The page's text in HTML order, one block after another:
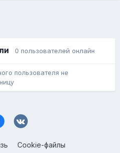
0 пользователей онлайн
пользователя не
Cookie-файлы